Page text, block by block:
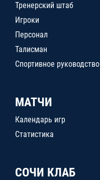
Тренерский штаб
Игроки
Персонал
Талисман
Спортивное руководство
МАТЧИ
Календарь игр
Статистика
СОЧИ КЛАБ